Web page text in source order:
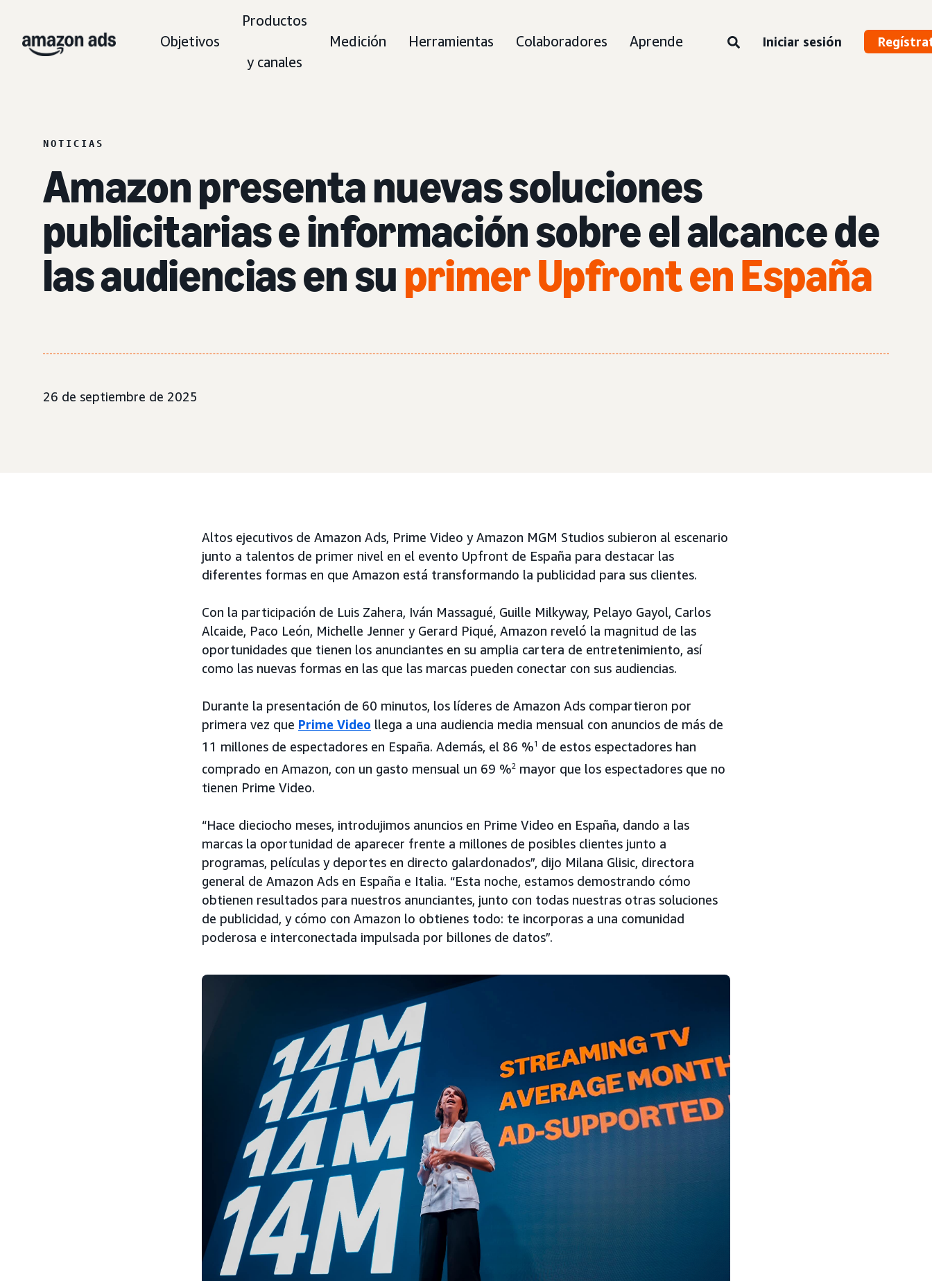
Objetivos
Productos
y canales
Medición Herramientas Colaboradores Aprende Iniciar sesión
NOTICIAS
Amazon presenta nuevas soluciones
publicitarias e información sobre el alcance de
las audiencias en suprimer Upfront en España
26 de septiembre de 2025
Altos ejecutivos de Amazon Ads, Prime Video y Amazon MGM Studios subieron al escenario
junto a talentos de primer nivel en el evento Upfront de España para destacar las
diferentes formas en que Amazon está transformando la publicidad para sus clientes.
Con la participación de Luis Zahera, Iván Massagué, Guille Milkyway, Pelayo Gayol, Carlos
Alcaide, Paco León, Michelle Jenner y Gerard Piqué, Amazon reveló la magnitud de las
oportunidades que tienen los anunciantes en su amplia cartera de entretenimiento, así
como las nuevas formas en las que las marcas pueden conectar con sus audiencias.
Durante la presentación de 60 minutos, los líderes de Amazon Ads compartieron por
primera vez que Prime Video llega a una audiencia media mensual con anuncios de más de
11 millones de espectadores en España. Además, el 86 %1
de estos espectadores han
comprado en Amazon, con un gasto mensual un 69 %2 mayor que los espectadores que no
tienen Prime Video.
“Hace dieciocho meses, introdujimos anuncios en Prime Video en España, dando a las
marcas la oportunidad de aparecer frente a millones de posibles clientes junto a
programas, películas y deportes en directo galardonados”, dijo Milana Glisic, directora
general de Amazon Ads en España e Italia. “Esta noche, estamos demostrando cómo
obtienen resultados para nuestros anunciantes, junto con todas nuestras otras soluciones
de publicidad, y cómo con Amazon lo obtienes todo: te incorporas a una comunidad
poderosa e interconectada impulsada por billones de datos”.